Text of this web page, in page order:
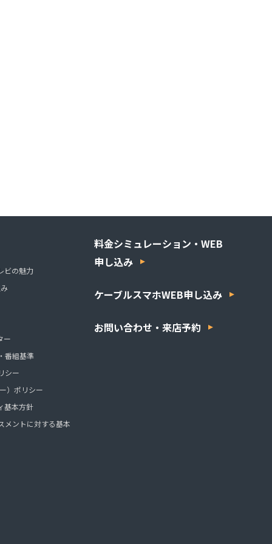
ビの魅力
ー
番組基準
シー
）ポリシー
基本方針
メントに対する基本
料金シミュレーション・WEB
申し込み
ケーブルスマホWEB申し込み
お問い合わせ・来店予約